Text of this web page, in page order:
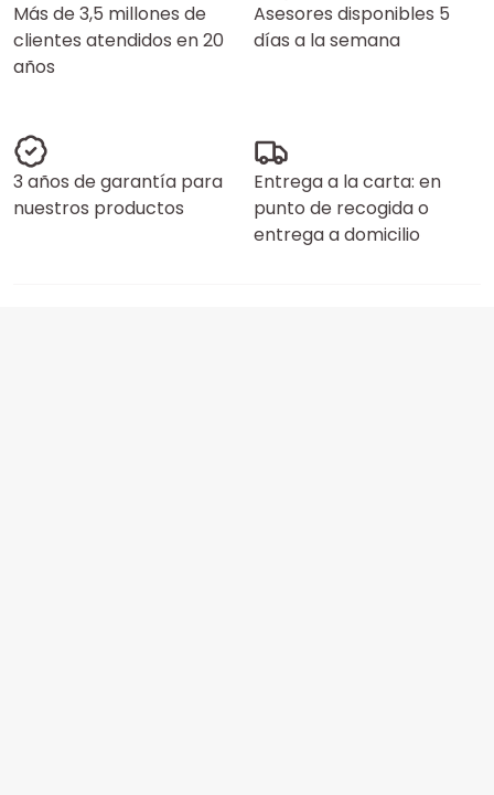
Más de 3,5 millones de
clientes atendidos en 20
años
Asesores disponibles 5
días a la semana
3 años de garantía para
nuestros productos
Entrega a la carta: en
punto de recogida o
entrega a domicilio